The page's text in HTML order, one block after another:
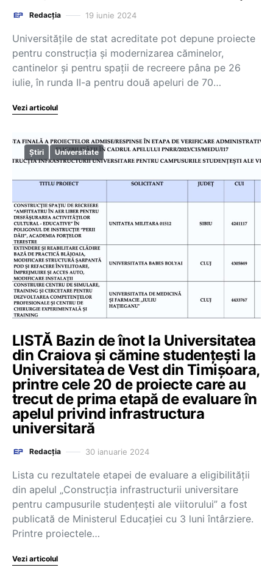
Redacția 19 iunie 2024
Universitățile de stat acreditate pot depune proiecte
pentru construcția și modernizarea căminelor,
cantinelor și pentru spații de recreere pâna pe 26
iulie, în runda II-a pentru două apeluri de 70…
Vezi articolul
Știri Universitate
LISTĂ Bazin de înot la Universitatea
din Craiova și cămine studențești la
Universitatea de Vest din Timișoara,
printre cele 20 de proiecte care au
trecut de prima etapă de evaluare în
apelul privind infrastructura
universitară
Redacția 30 ianuarie 2024
Lista cu rezultatele etapei de evaluare a eligibilității
din apelul „Construcția infrastructurii universitare
pentru campusurile studențești ale viitorului” a fost
publicată de Ministerul Educației cu 3 luni întârziere.
Printre proiectele…
Vezi articolul